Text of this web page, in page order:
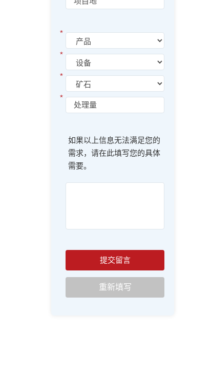
*
*
*
*
如果以上信息无法满足您的
需求，请在此填写您的具体
需要。